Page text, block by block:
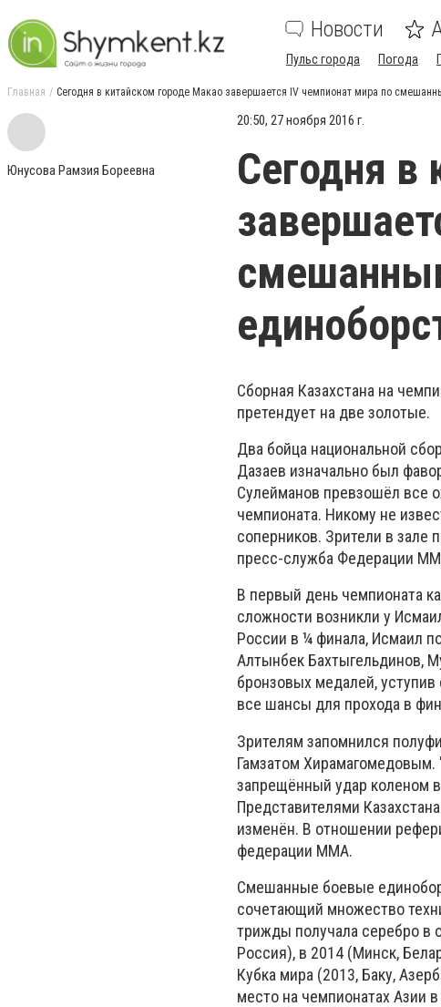
Новости
Пульс города Погода
Главная Сегодня в китайском городе Макао завершается IV чемпионат мира по
Юнусова Рамзия Бореевна
20:50, 27 ноября 2016 г.
Сегодня в
Сборная Казахстана на
претендует на две золотые.
Два бойца национальной
Дазаев изначально был
Сулейманов превзошёл все
чемпионата. Никому не
соперников. Зрители в зале
пресс-служба Федерации
В первый день чемпионата
сложности возникли у
России в ¼ финала, Исмаил
Алтынбек Бахтыгельдинов,
бронзовых медалей,
все шансы для прохода в
Зрителям запомнился
Гамзатом
запрещённый удар коленом в
Представителями
изменён. В отношении
федерации MMA.
Смешанные боевые
сочетающий множество
трижды получала серебро в
Россия), в 2014 (Минск,
Кубка мира (2013, Баку,
место на чемпионатах Азии